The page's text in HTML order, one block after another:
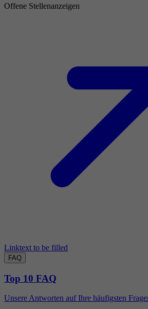
Offene Stellenanzeigen
Linktext to be filled
FAQ
Top 10 FAQ
Unsere Antworten auf Ihre häufigsten